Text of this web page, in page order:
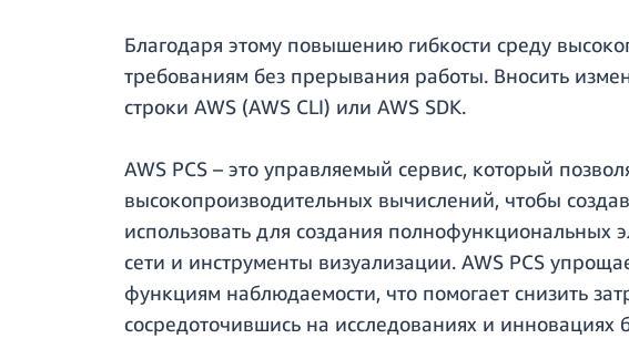
Благодаря этому повышению гибкости среду
требованиям без прерывания работы. Вносить
строки AWS (AWS CLI) или AWS SDK.
AWS PCS – это управляемый сервис, который
высокопроизводительных вычислений, чтобы
использовать для создания
сети и инструменты визуализации. AWS PCS
функциям наблюдаемости, что помогает снизить
сосредоточившись на исследованиях и инновациях